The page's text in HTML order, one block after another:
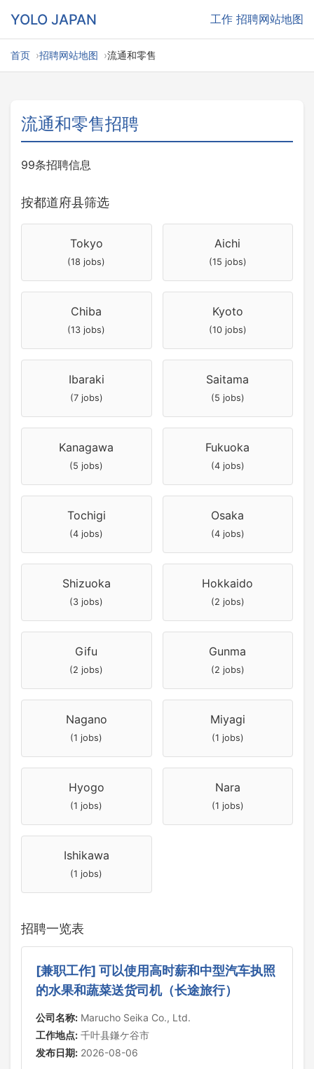
YOLO JAPAN 工作 招聘网站地图
首页 招聘网站地图 流通和零售
流通和零售招聘
99条招聘信息
按都道府县筛选
Tokyo
(18 jobs)
Aichi
(15 jobs)
Chiba
(13 jobs)
Kyoto
(10 jobs)
Ibaraki
(7 jobs)
Saitama
(5 jobs)
Kanagawa
(5 jobs)
Fukuoka
(4 jobs)
Tochigi
(4 jobs)
Osaka
(4 jobs)
Shizuoka
(3 jobs)
Hokkaido
(2 jobs)
Gifu
(2 jobs)
Gunma
(2 jobs)
Nagano
(1 jobs)
Miyagi
(1 jobs)
Hyogo
(1 jobs)
Nara
(1 jobs)
Ishikawa
(1 jobs)
招聘一览表
[兼职工作] 可以使用高时薪和中型汽车执照
的水果和蔬菜送货司机（长途旅行）
公司名称: Marucho Seika Co., Ltd.
工作地点: 千叶县鎌ケ谷市
发布日期: 2026-08-06